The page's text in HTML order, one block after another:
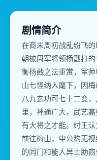
剧情简介
在商末周初战乱纷飞
朝被周军将领杨戬打
衡杨戬之法重赏，军
山七怪纳入麾下，因
八九玄功可七十二变
里，神通广大，武艺
有大将之才能。纣王
前往梅山，申公豹无
的同门和能人异士助